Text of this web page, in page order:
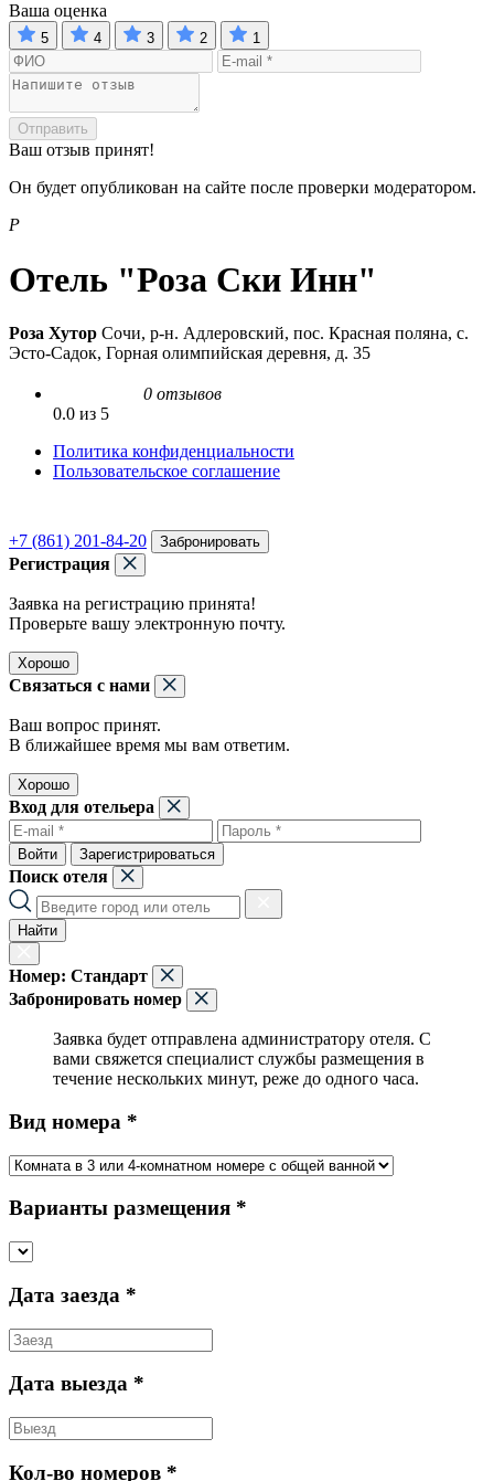
Ваша оценка
5 4 3 2 1
Отправить
Ваш отзыв принят!
Он будет опубликован на сайте после проверки модератором.
Р
Отель "Роза Ски Инн"
Роза Хутор Сочи, р-н. Адлеровский, пос. Красная поляна, с.
Эсто-Садок, Горная олимпийская деревня, д. 35
0 отзывов
0.0 из 5
Политика конфиденциальности
Пользовательское соглашение
+7 (861) 201-84-20 Забронировать
Регистрация
Заявка на регистрацию принята!
Проверьте вашу электронную почту.
Хорошо
Связаться с нами
Ваш вопрос принят.
В ближайшее время мы вам ответим.
Хорошо
Вход для отельера
Войти Зарегистрироваться
Поиск отеля
Найти
Номер: Стандарт
Забронировать номер
Заявка будет отправлена администратору отеля. С
вами свяжется специалист службы размещения в
течение нескольких минут, реже до одного часа.
Вид номера *
Варианты размещения *
Дата заезда *
Дата выезда *
Кол-во номеров *